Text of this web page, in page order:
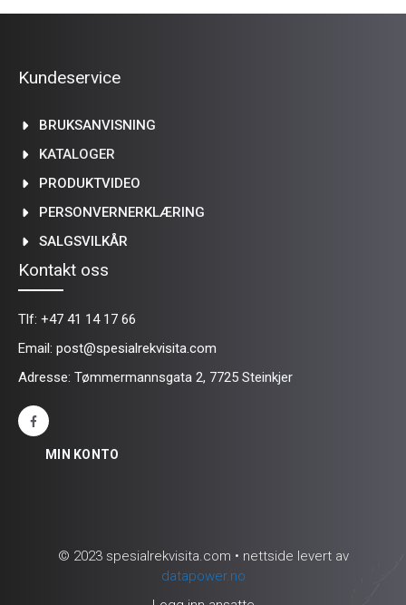
Kundeservice
BRUKSANVISNING
KATALOGER
PRODUKTVIDEO
PERSONVERNERKLÆRING
SALGSVILKÅR
Kontakt oss
Tlf: +47 41 14 17 66
Email: post@spesialrekvisita.com
Adresse: Tømmermannsgata 2, 7725 Steinkjer
MIN KONTO
© 2023 spesialrekvisita.com • nettside levert av
datapower.no